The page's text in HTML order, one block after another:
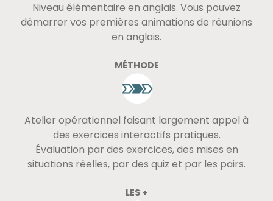
Niveau élémentaire en anglais. Vous pouvez
démarrer vos premières animations de réunions
en anglais.
MÉTHODE
Atelier opérationnel faisant largement appel à
des exercices interactifs pratiques.
Évaluation par des exercices, des mises en
situations réelles, par des quiz et par les pairs.
LES +